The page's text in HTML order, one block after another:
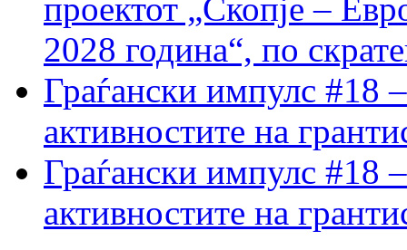
проектот „Скопје –
2028 година“, по
Граѓански импулс #18
активностите на
Граѓански импулс #18
активностите на